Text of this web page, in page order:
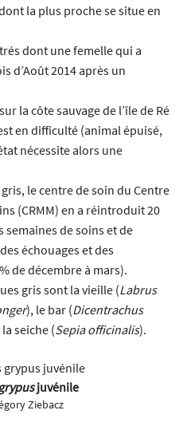
la plus proche se situe en
dont une femelle qui a
d’Août 2014 après un
la côte sauvage de l’île de Ré
en difficulté (animal épuisé,
nécessite alors une
le centre de soin du Centre
(CRMM) en a réintroduit 20
semaines de soins et de
échouages et des
de décembre à mars).
gris sont la vieille (Labrus
), le bar (Dicentrachus
seiche (Sepia officinalis).
juvénile
Ziebacz